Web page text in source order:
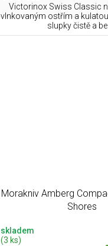
Victorinox Swiss Classic
vlnkovaným ostřím a
slupky čistě a
Morakniv Amberg
Shores
skladem
(3 ks)